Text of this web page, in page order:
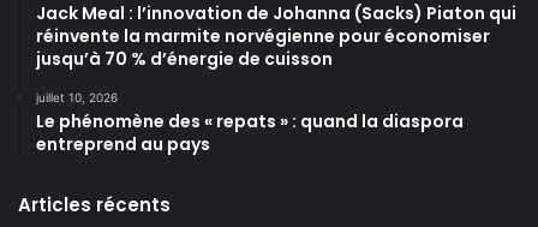
Jack Meal : l’innovation de Johanna (Sacks) Piaton qui
réinvente la marmite norvégienne pour économiser
jusqu’à 70 % d’énergie de cuisson
juillet 10, 2026
Le phénomène des « repats » : quand la diaspora
entreprend au pays
Articles récents